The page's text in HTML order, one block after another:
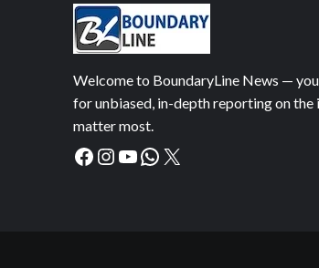
Welcome to BoundaryLine News —
for unbiased, in-depth reporting on the
matter most.
Facebook
Instagram
YouTube
WhatsApp
X